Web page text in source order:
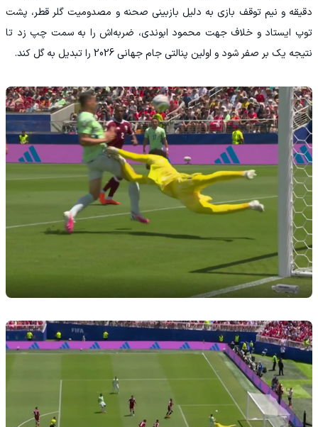
دقیقه و نیم توقف بازی به دلیل بازبینی صحنه و مصدومیت گلر قطر، پشت
توپ ایستاد و خلاف جهت محمود ابوندی، ضربه‌اش را به سمت چپ زد تا
نتیجه یک بر صفر شود و اولین پنالتی جام جهانی 2026 را تبدیل به گل کند.